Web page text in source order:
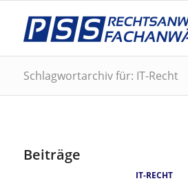
Schlagwortarchiv für: IT-Recht
Beiträge
IT-RECHT